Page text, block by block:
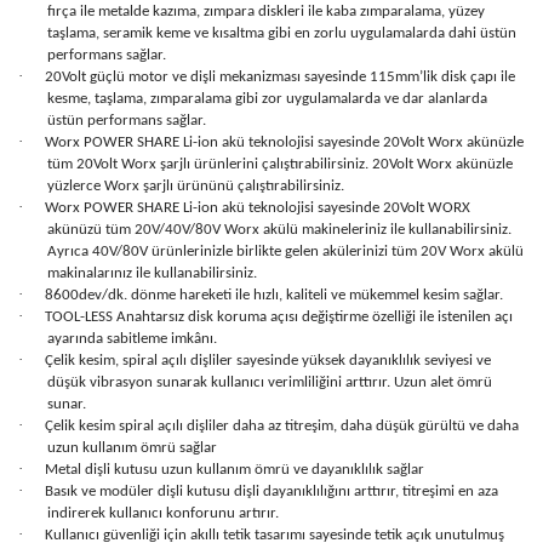
fırça ile metalde kazıma, zımpara diskleri ile kaba zımparalama, yüzey
taşlama, seramik keme ve kısaltma gibi en zorlu uygulamalarda dahi üstün
performans sağlar.
·
20Volt güçlü motor ve dişli mekanizması sayesinde 115mm’lik disk çapı ile
kesme, taşlama, zımparalama gibi zor uygulamalarda ve dar alanlarda
üstün performans sağlar.
·
Worx POWER SHARE Li-ion akü teknolojisi sayesinde 20Volt Worx akünüzle
tüm 20Volt Worx şarjlı ürünlerini çalıştırabilirsiniz. 20Volt Worx akünüzle
yüzlerce Worx şarjlı ürününü çalıştırabilirsiniz.
·
Worx POWER SHARE Li-ion akü teknolojisi sayesinde 20Volt WORX
akünüzü tüm 20V/40V/80V Worx akülü makineleriniz ile kullanabilirsiniz.
Ayrıca 40V/80V ürünlerinizle birlikte gelen akülerinizi tüm 20V Worx akülü
makinalarınız ile kullanabilirsiniz.
· 8600dev/dk. dönme hareketi ile hızlı, kaliteli ve mükemmel kesim sağlar.
·
TOOL-LESS Anahtarsız disk koruma açısı değiştirme özelliği ile istenilen açı
ayarında sabitleme imkânı.
·
Çelik kesim, spiral açılı dişliler sayesinde yüksek dayanıklılık seviyesi ve
düşük vibrasyon sunarak kullanıcı verimliliğini arttırır. Uzun alet ömrü
sunar.
·
Çelik kesim spiral açılı dişliler daha az titreşim, daha düşük gürültü ve daha
uzun kullanım ömrü sağlar
· Metal dişli kutusu uzun kullanım ömrü ve dayanıklılık sağlar
·
Basık ve modüler dişli kutusu dişli dayanıklılığını arttırır, titreşimi en aza
indirerek kullanıcı konforunu artırır.
· Kullanıcı güvenliği için akıllı tetik tasarımı sayesinde tetik açık unutulmuş